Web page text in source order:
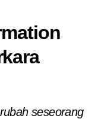
seseorang